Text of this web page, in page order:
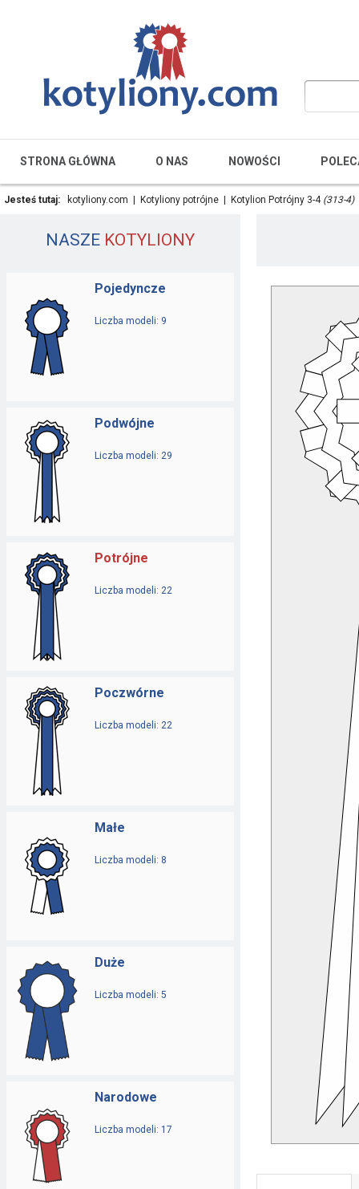
STRONA GŁÓWNA O NAS NOWOŚCI
Jesteś tutaj: kotyliony.com Kotyliony potrójne Kotylion Potrójny 3-4 (313-4)
NASZE KOTYLIONY
Pojedyncze
Liczba modeli: 9
Podwójne
Liczba modeli: 29
Potrójne
Liczba modeli: 22
Poczwórne
Liczba modeli: 22
Małe
Liczba modeli: 8
Duże
Liczba modeli: 5
Narodowe
Liczba modeli: 17